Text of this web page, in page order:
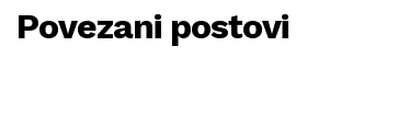
Povezani postovi